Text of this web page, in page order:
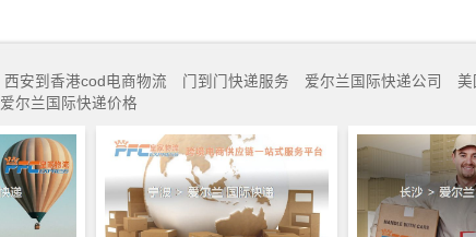
西安到香港cod电商物流 门到门快递服务 爱尔兰国际快递公司 美
爱尔兰国际快递价格